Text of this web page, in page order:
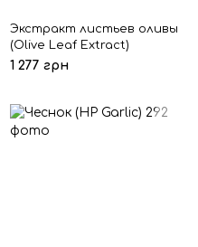
Экстракт листьев оливы
(Olive Leaf Extract)
1 277 грн